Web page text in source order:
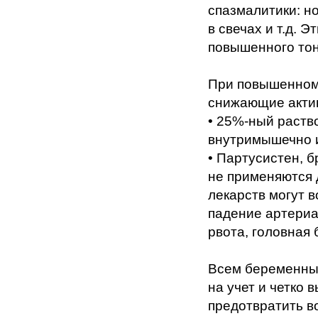
спазмалитики:
в свечах и т.д.
повышенного
При повышенном
снижающие
• 25%-ный
внутримышечно
• Партусистен,
не применяются
лекарств могут
падение
рвота, головная
Всем
на учет и четко
предотвратить